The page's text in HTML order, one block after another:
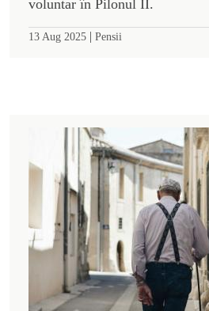
voluntar în Pilonul II.
13 Aug 2025 | Pensii